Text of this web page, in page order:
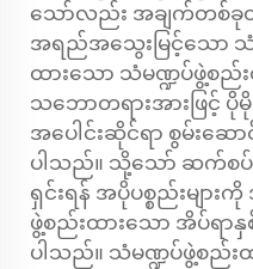
သော်လည်း အချက်တစ်ခု
အရည်အသွေးမြင့်သော သံမဏ္
ထားသော သံမဏ္ဍပ်ဖွဲ့စ
သဘောတရားအားဖြင့် ပိုမို
အပေါင်းဆိုင်ရာ စွမ်းဆေ
ပါသည်။ သို့သော် ဆက်စပ်မှု
ရှင်းရန် အပိုပစ္စည်းများ
ဖွဲ့စည်းထားသော အိပ်ရာ
ပါသည်။ သံမဏ္ဍပ်ဖွဲ့စည်း